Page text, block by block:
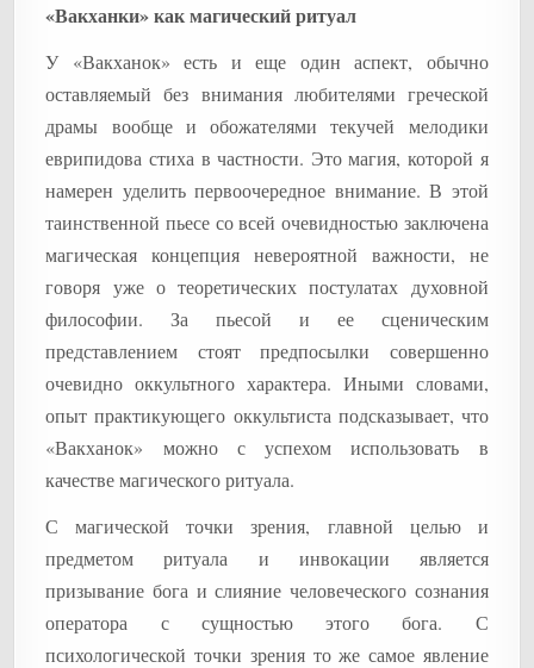
«Вакханки» как магический ритуал
У «Вакханок» есть и еще один аспект, обычно
оставляемый без внимания любителями греческой
драмы вообще и обожателями текучей мелодики
еврипидова стиха в частности. Это магия, которой я
намерен уделить первоочередное внимание. В этой
таинственной пьесе со всей очевидностью заключена
магическая концепция невероятной важности, не
говоря уже о теоретических постулатах духовной
философии. За пьесой и ее сценическим
представлением стоят предпосылки совершенно
очевидно оккультного характера. Иными словами,
опыт практикующего оккультиста подсказывает, что
«Вакханок» можно с успехом использовать в
качестве магического ритуала.
С магической точки зрения, главной целью и
предметом ритуала и инвокации является
призывание бога и слияние человеческого сознания
оператора с сущностью этого бога. С
психологической точки зрения то же самое явление